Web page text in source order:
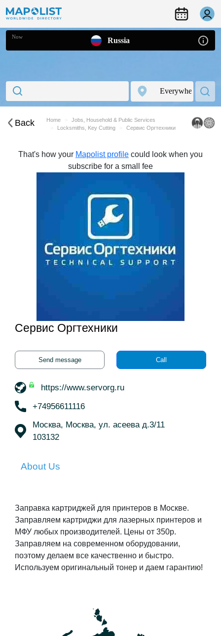
Now Russia
Back Home
Jobs, Household & Public Services
Locksmiths, Key Cutting
Сервис Оргтехники
That's how your Mapolist profile could look when you
subscribe for a small fee
Сервис Оргтехники
Send message Call
https://www.servorg.ru
+74956611116
Москва, Москва, ул. асеева д.3/11
103132
About Us
Заправка картриджей для принтеров в Москве.
Заправляем картриджи для лазерных принтеров и
МФУ любых производителей. Цены от 350р.
Заправляем на современном оборудовании,
поэтому делаем все качественно и быстро.
Используем оригинальный тонер и даем гарантию!